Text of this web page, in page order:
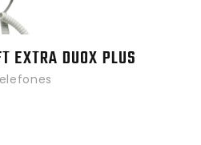
EXTRA DUOX PLUS